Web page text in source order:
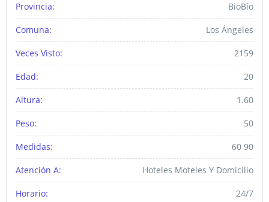
Provincia: BioBío
Comuna: Los Ángeles
Veces Visto: 2159
Edad: 20
Altura: 1.60
Peso: 50
Medidas: 60 90
Atención A: Hoteles Moteles Y Domicilio
Horario: 24/7